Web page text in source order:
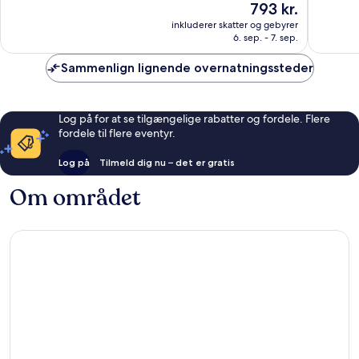
anmeldelser
Prisen
793 kr.
793 kr.
inkluderer skatter og gebyrer
6. sep. - 7. sep.
Sammenlign lignende overnatningssteder
Log på for at se tilgængelige rabatter og fordele. Flere
fordele til flere eventyr.
Log på Tilmeld dig nu – det er gratis
Om området